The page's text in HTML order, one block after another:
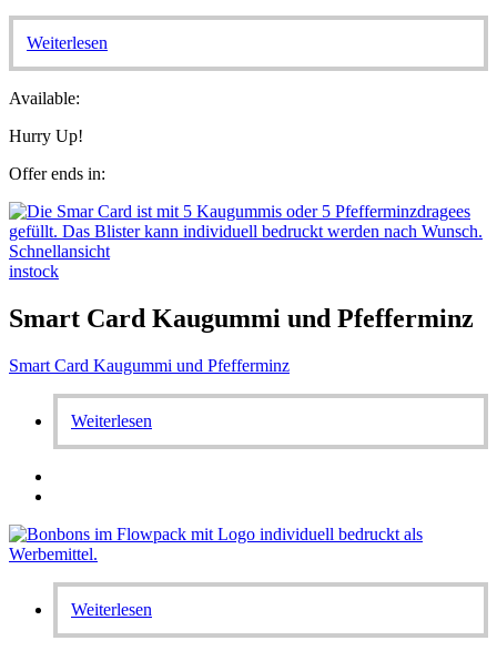
Weiterlesen
Available:
Hurry Up!
Offer ends in:
Schnellansicht
instock
Smart Card Kaugummi und Pfefferminz
Smart Card Kaugummi und Pfefferminz
Weiterlesen
Weiterlesen